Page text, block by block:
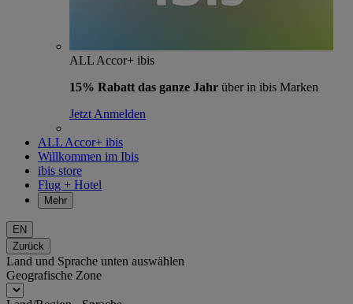
ALL Accor+ ibis
15% Rabatt das ganze Jahr über in ibis Marken
Jetzt Anmelden
ALL Accor+ ibis
Willkommen im Ibis
ibis store
Flug + Hotel
Mehr
EN
Zurück
Land und Sprache unten auswählen
Geografische Zone